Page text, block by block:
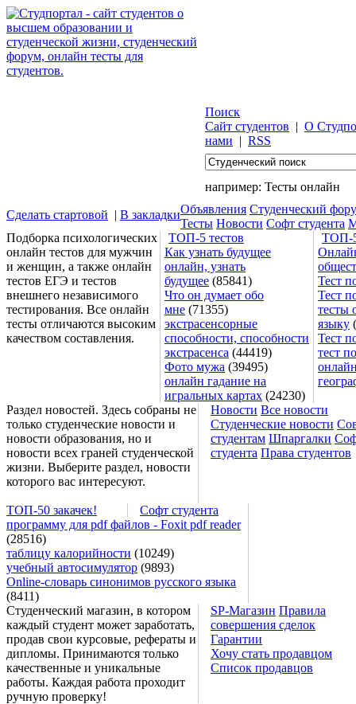
Поиск
Сайт студентов | О
нами | RSS
например: Тесты онлайн
Сделать стартовой | В закладкиОбъявления Студенческий
Тесты Новости Софт студента
Подборка психологических
онлайн тестов для мужчин
и женщин, а также онлайн
тестов ЕГЭ и тестов
внешнего независимого
тестирования. Все онлайн
тесты отличаются высоким
качеством составления.
ТОП-5 тестов
ТОП-
Как узнать будущее
онлайн, узнать
будущее (85841)
Что он думает обо
мне (71355)
экстрасенсорные
способности, способности
экстрасенса (44419)
Фото мужа (39495)
онлайн гадание на
игральных картах (24230)
Тест
Тест
тесты
языку
Тест
тест
Раздел новостей. Здесь собраны не
только студенческие новости и
новости образования, но и
новости всех граней студенческой
жизни. Выберите раздел, новости
которого вас интересуют.
Новости Все новости
Студенческие новости
студентам Шпаргалки
студента Права студентов
ТОП-50 закачек!
Софт студента
программу для pdf файлов - Foxit pdf reader
(28516)
таблицу калорийности (10249)
учебный автосимулятор (9893)
Online-словарь синонимов русского языка
(8411)
Студенческий магазин, в котором
каждый студент может заработать,
продав свои курсовые, рефераты и
дипломы. Принимаются только
качественные и уникальные
работы. Каждая работа проходит
ручную проверку!
SP-Магазин Правила
совершения сделок
Гарантии
Хочу стать продавцом
Список продавцов